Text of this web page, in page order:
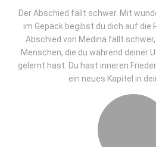
Der Abschied fällt schwer. Mit
im Gepäck begibst du dich auf die
Abschied von Medina fällt
Menschen, die du während deiner
gelernt hast. Du hast inneren
ein neues Kapitel in